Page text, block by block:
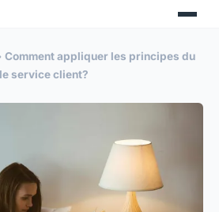
Comment appliquer les principes du
service client?